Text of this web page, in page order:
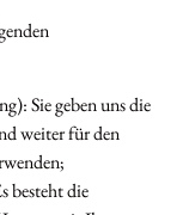
Sie geben uns die
weiter für den
besteht die